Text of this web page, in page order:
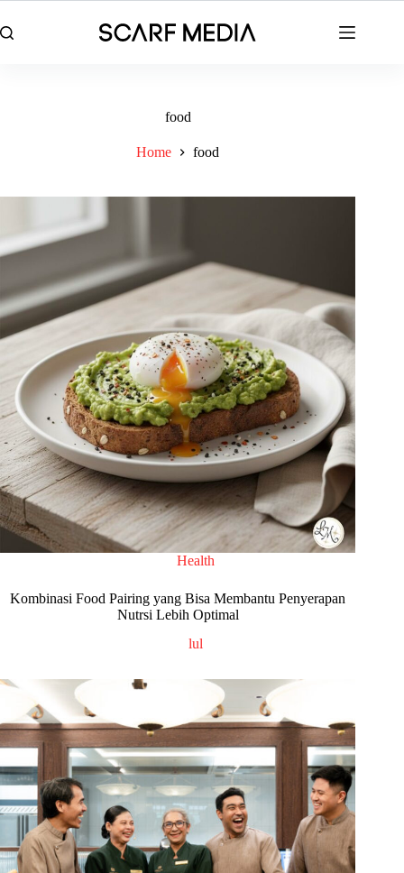
to
content
food
Home food
Health
Kombinasi Food Pairing yang Bisa Membantu Penyerapan
Nutrsi Lebih Optimal
lul